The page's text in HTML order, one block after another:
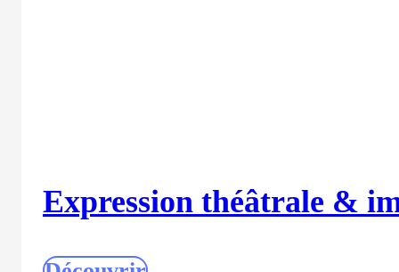
Expression théâtrale &